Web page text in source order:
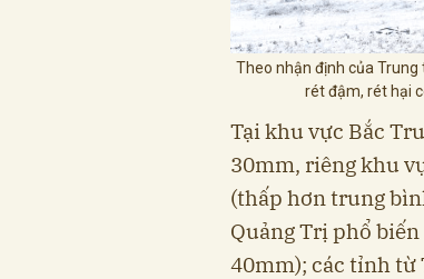
Theo nhận định của Trung
rét đậm, rét hại
Tại khu vực Bắc
30mm, riêng khu
(thấp hơn trung
Quảng Trị phổ
40mm); các tỉnh từ